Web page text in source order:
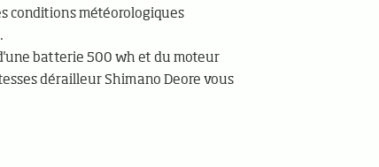
conditions météorologiques
batterie 500 wh et du moteur
dérailleur Shimano Deore vous